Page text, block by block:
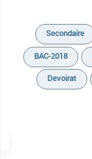
Secondaire
BAC-2018
Devoirat